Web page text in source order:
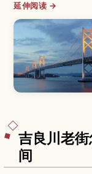
延伸阅读 →
吉良川老
间